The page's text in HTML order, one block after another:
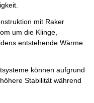
mit Raker
um die Klinge,
entstehende Wärme
können aufgrund
Stabilität während